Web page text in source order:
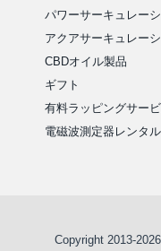
パワーサーキュレー
アクアサーキュレー
CBDオイル製品
ギフト
有料ラッピングサー
電磁波測定器レンタル
Copyright 2013-